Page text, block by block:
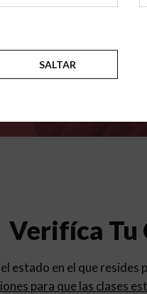
Verifíca Tu
estado en el que
para que las clases
SALTAR